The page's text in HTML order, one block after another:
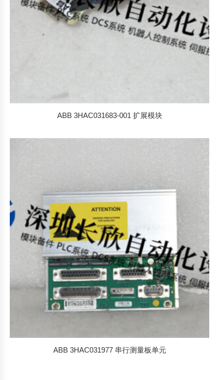
ABB 3HAC031683-001 扩展模块
ABB 3HAC031977 串行测量板单元